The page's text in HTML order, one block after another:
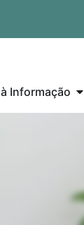
Informação